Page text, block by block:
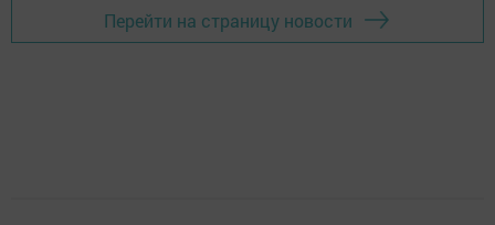
Перейти на страницу новости